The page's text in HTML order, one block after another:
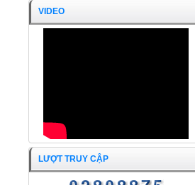
ĐỘNG NĂM 2026 CÔNG TY
25/04/2025
ĐẠI HỘI ĐỒNG CỔ ĐÔNG
THƯỜNG NIÊN NĂM 2024
CÔNG TY CỔ PHẦN KINH
DOANH THỦY HẢI SẢN SÀI
GÒN
VIDEO
LƯỢT TRUY CẬP